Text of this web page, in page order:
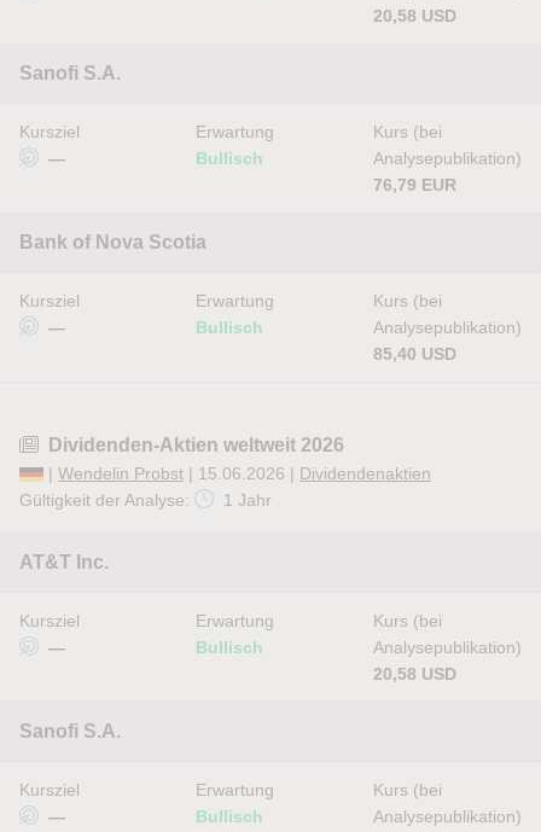
20,58 USD
Sanofi S.A.
Kursziel
—
Erwartung
Bullisch
Kurs (bei
Analysepublikation)
76,79 EUR
Bank of Nova Scotia
Kursziel
—
Erwartung
Bullisch
Kurs (bei
Analysepublikation)
85,40 USD
Dividenden-Aktien weltweit 2026
| Wendelin Probst | 15.06.2026 | Dividendenaktien
Gültigkeit der Analyse:
1 Jahr
AT&T Inc.
Kursziel
—
Erwartung
Bullisch
Kurs (bei
Analysepublikation)
20,58 USD
Sanofi S.A.
Kursziel
—
Erwartung
Bullisch
Kurs (bei
Analysepublikation)